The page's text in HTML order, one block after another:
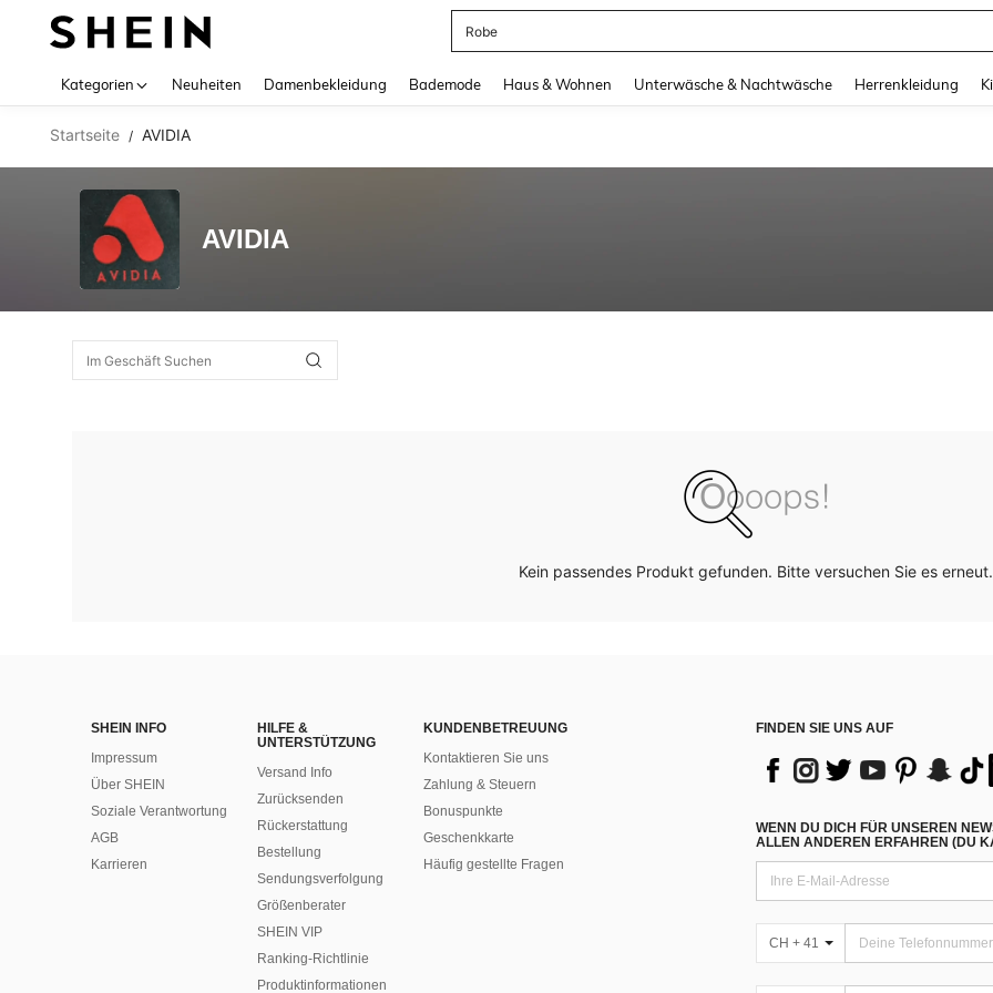
Robe
Kategorien Neuheiten Damenbekleidung Bademode Haus & Wohnen Unterwäsche & Nachtwäsche Herrenkleidung
Startseite / AVIDIA
AVIDIA
Kein passendes Produkt gefunden. Bitte versuchen Sie es erneut.
SHEIN INFO
Impressum
Über SHEIN
Soziale Verantwortung
AGB
Karrieren
HILFE &
UNTERSTÜTZUNG
Versand Info
Zurücksenden
Rückerstattung
Bestellung
Sendungsverfolgung
Größenberater
SHEIN VIP
Ranking-Richtlinie
​Produktinformationen
KUNDENBETREUUNG
Kontaktieren Sie uns
Zahlung & Steuern
Bonuspunkte
Geschenkkarte
Häufig gestellte Fragen
FINDEN SIE UNS AUF
WENN DU DICH FÜR UNSEREN
ALLEN ANDEREN ERFAHREN (DU
CH + 41